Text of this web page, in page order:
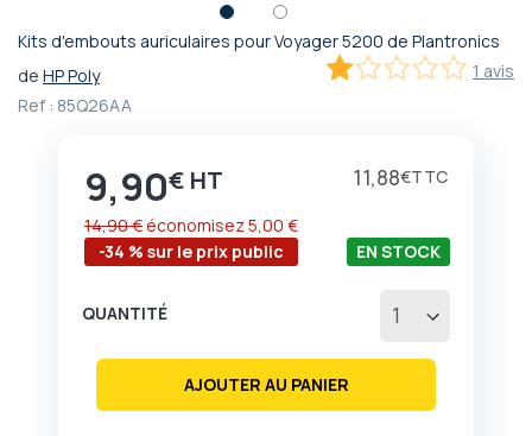
Kits d'embouts auriculaires pour Voyager 5200 de Plantronics
1 avis
de HP Poly
Ref : 85Q26AA
Prix
9,90€ 11,88€
-34 % sur le prix public
14,90 € économisez5,00 €
EN STOCK
QUANTITÉ
AJOUTER AU PANIER
Passer
au
début
d’images